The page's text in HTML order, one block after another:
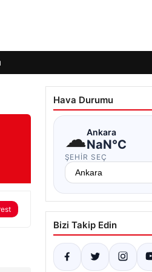
Hava Durumu
☁Ankara
NaN°C
ŞEHIR SEÇ
Bizi Takip Edin